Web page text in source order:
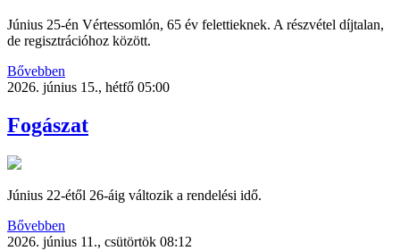
Június 25-én Vértessomlón, 65 év felettieknek. A részvétel díjtalan,
de regisztrációhoz között.
Bővebben
2026. június 15., hétfő 05:00
Fogászat
Június 22-étől 26-áig változik a rendelési idő.
Bővebben
2026. június 11., csütörtök 08:12